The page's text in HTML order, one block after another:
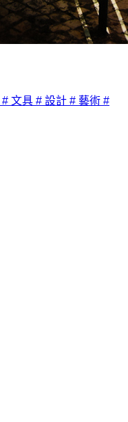
# 文具 # 設計 # 藝術 #